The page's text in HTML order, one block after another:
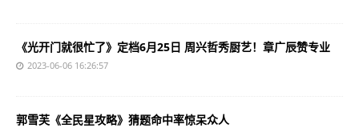
《光开门就很忙了》定档6月25日 周兴哲秀厨艺！章广辰赞专业
2023-06-06 16:26:57
郭雪芙《全民星攻略》猜题命中率惊呆众人